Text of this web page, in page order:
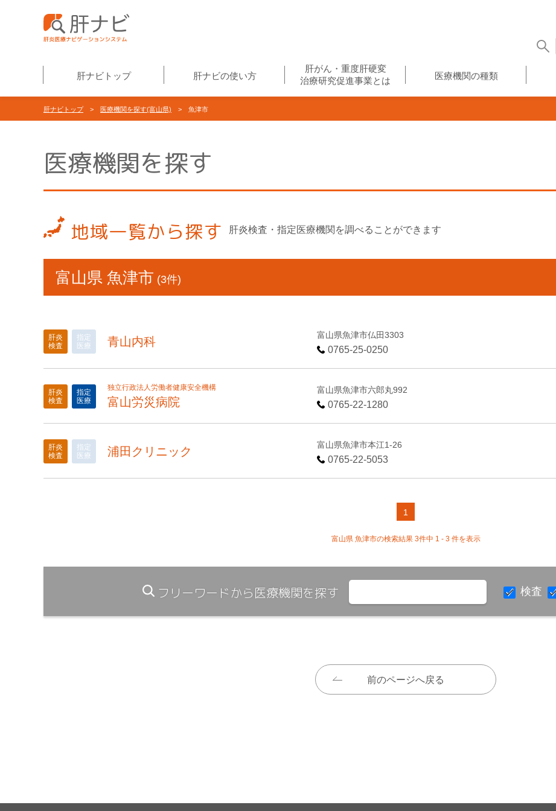
肝ナビトップ 肝ナビの使い方
肝がん・重度肝硬変
治療研究促進事業とは
医療機関の種類
肝ナビトップ> 医療機関を探す(富山県) > 魚津市
医療機関を探す
地域一覧から探す 肝炎検査・指定医療機関を調べることができます
富山県 魚津市 (3件)
肝炎
検査
指定
医療
青山内科 富山県魚津市仏田3303
0765-25-0250
肝炎
検査
指定
医療
独立行政法人労働者健康安全機構
富山労災病院
富山県魚津市六郎丸992
0765-22-1280
肝炎
検査
指定
医療
浦田クリニック 富山県魚津市本江1-26
0765-22-5053
1
富山県 魚津市の検索結果 3件中 1 - 3 件を表示
フリーワードから医療機関を探す 検査
前のページへ戻る